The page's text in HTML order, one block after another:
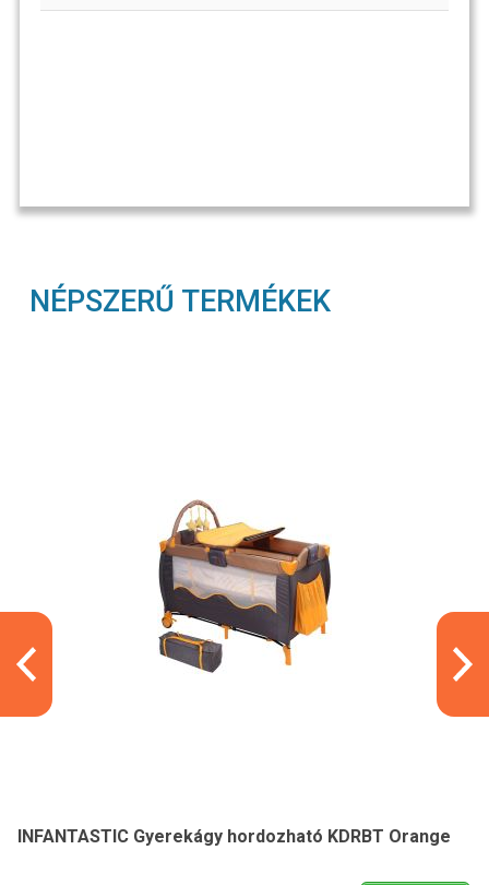
NÉPSZERŰ TERMÉKEK
INFANTASTIC Gyerekágy hordozható KDRBT Orange